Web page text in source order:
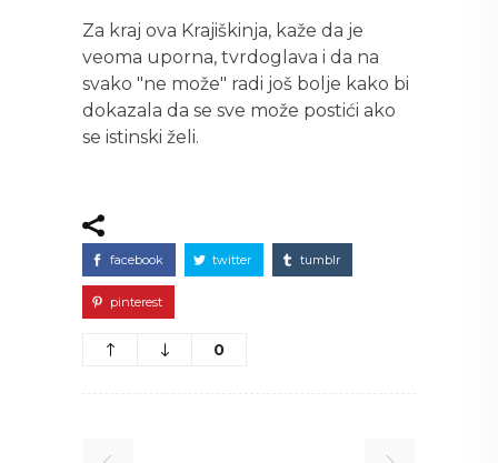
Za kraj ova Krajiškinja, kaže da je
veoma uporna, tvrdoglava i da na
svako "ne može" radi još bolje kako bi
dokazala da se sve može postići ako
se istinski želi.
facebook twitter tumblr
pinterest
0